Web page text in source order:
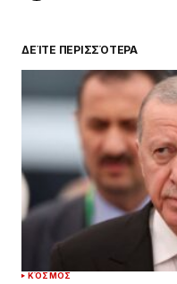
ΔΕΊΤΕ ΠΕΡΙΣΣΌΤΕΡΑ
ΚΌΣΜΟΣ